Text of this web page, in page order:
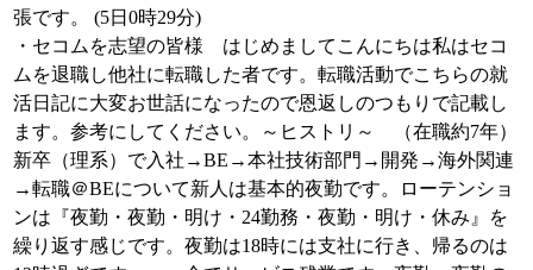
張です。 (5日0時29分)
・セコムを志望の皆様 はじめましてこんにちは私はセコ
ムを退職し他社に転職した者です。転職活動でこちらの就
活日記に大変お世話になったので恩返しのつもりで記載し
ます。参考にしてください。～ヒストリ～ （在職約7年）
新卒（理系）で入社→BE→本社技術部門→開発→海外関連
→転職＠BEについて新人は基本的夜勤です。ローテンショ
ンは『夜勤・夜勤・明け・24勤務・夜勤・明け・休み』を
繰り返す感じです。夜勤は18時には支社に行き、帰るのは